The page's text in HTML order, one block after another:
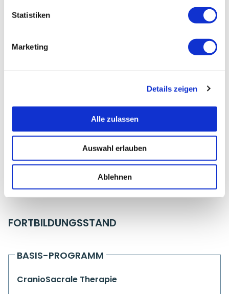
Statistiken
Marketing
Details zeigen
Alle zulassen
Auswahl erlauben
Ablehnen
Adresse:
Baumrainklinik -Physiotherapie-
Lerchenweg 8
57319 Bad Berleburg
02571-871149
FORTBILDUNGSSTAND
BASIS-PROGRAMM
CranioSacrale Therapie